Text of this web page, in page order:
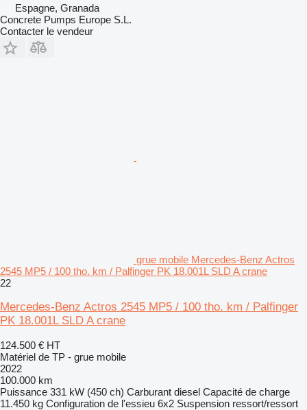
Espagne, Granada
Concrete Pumps Europe S.L.
Contacter le vendeur
grue mobile Mercedes-Benz Actros
2545 MP5 / 100 tho. km / Palfinger PK 18.001L SLD A crane
22
Mercedes-Benz Actros 2545 MP5 / 100 tho. km / Palfinger
PK 18.001L SLD A crane
124.500 € HT
Matériel de TP - grue mobile
2022
100.000 km
Puissance 331 kW (450 ch) Carburant diesel Capacité de charge
11.450 kg Configuration de l'essieu 6x2 Suspension ressort/ressort